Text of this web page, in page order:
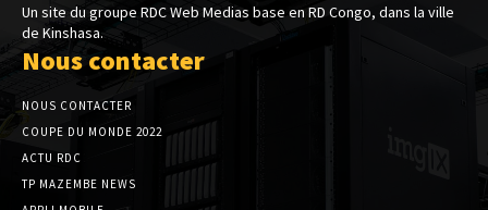
Un site du groupe RDC Web Medias base en RD Congo, dans la ville
de Kinshasa.
Nous contacter
NOUS CONTACTER
COUPE DU MONDE 2022
ACTU RDC
TP MAZEMBE NEWS